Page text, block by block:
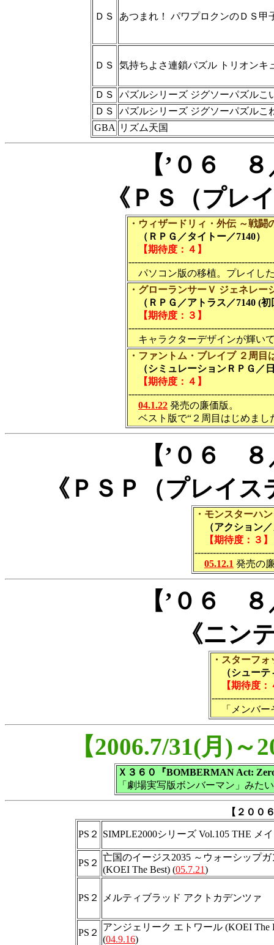
ＤＳ あつまれ！ パワプロクンのＤＳ甲
ＤＳ 気持ちよさ連鎖パズル トリオンキ
ＤＳ
パズルシリーズ ジグソーパズルこ
ＤＳ
パズルシリーズ ジグソーパズルこ
GBA
リズム天国
【’０６
《ＰＳ（プレ
・ウィザードリィ・外伝 ～戦闘
（ＲＰＧ／タイトー／7140）
【期待度：４】
パソコン版の移植。プレイし
・グローランサーＶ ジェネレー
（ＲＰＧ／アトラス／7140 (初
【期待度：３】
キャラクターデザインが輝い
・ファントム・ブレイブ ２周目
（シミュレーションＲＰＧ／
【期待度：４】
04.1.22 発売の廉価版。
ベスト版で“２周目はじめまし
【’０６
《ＰＳＰ（プレイ
・モンスターハ
（アクション／
【期待度：３】
05.12.1 発売の
【’０６
《ニン
・スターフ
（シューテ
【期待度：
「メンバー
【2006.7/31(月)
Ｘ３６０『BOMBERMAN Act:
「劇場実写版ボンバーマン」みた
【２００
PS２ SIMPLE2000シリーズ Vol.105 THE メ
PS２
亡国のイージス2035 ～ウォーシップ
(KOEI The Best) (05.7.21)
PS２ メルティブラッド アクトカデンツァ
PS２
アンジェリーク エトワール (KOEI The
(04.9.16)